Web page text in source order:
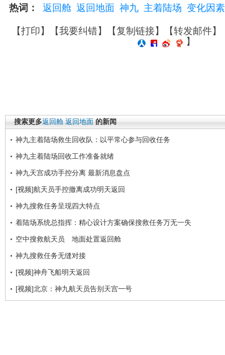
热词： 返回舱 返回地面 神九 主着陆场 变化因素
【打印】【我要纠错】【复制链接】【转发邮件】
】
搜索更多返回舱 返回地面 的新闻
神九主着陆场救生回收队：以平常心参与回收任务
神九主着陆场回收工作准备就绪
神九天宫成功手控分离 最新消息盘点
[视频]航天员手控撤离成功明天返回
神九搜救任务呈现四大特点
着陆场系统总指挥：精心设计方案确保搜救任务万无一失
空中搜救航天员 地面处置返回舱
神九搜救任务无缝对接
[视频]神舟飞船明天返回
[视频]北京：神九航天员告别天宫一号